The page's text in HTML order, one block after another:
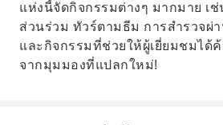
แห่งนี้จัดกิจกรรมต่างๆ มากมาย เ
ส่วนร่วม ทัวร์ตามธีม การสำรวจผ่
และกิจกรรมที่ช่วยให้ผู้เยี่ยมชมได้
จากมุมมองที่แปลกใหม่!